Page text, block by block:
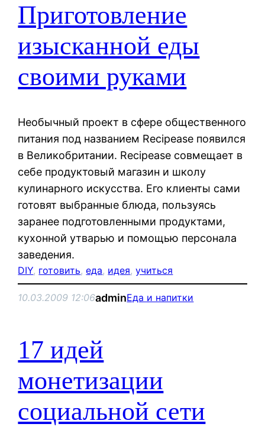
Приготовление
изысканной еды
своими руками
Необычный проект в сфере общественного
питания под названием Recipease появился
в Великобритании. Recipease совмещает в
себе продуктовый магазин и школу
кулинарного искусства. Его клиенты сами
готовят выбранные блюда, пользуясь
заранее подготовленными продуктами,
кухонной утварью и помощью персонала
заведения.
DIY, готовить, еда, идея, учиться
10.03.2009 12:06adminЕда и напитки
17 идей
монетизации
социальной сети